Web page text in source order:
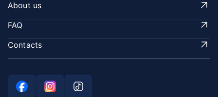
About us
FAQ
Contacts